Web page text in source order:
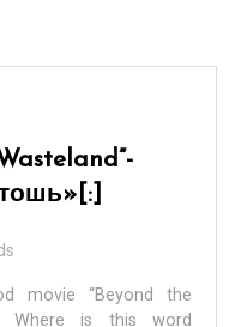
– БАДЕК
года – единый день
уровней в 83